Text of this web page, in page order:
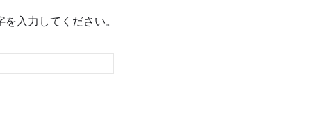
入力してください。